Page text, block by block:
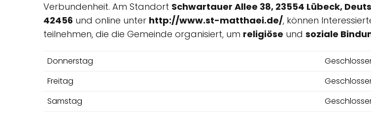
Verbundenheit. Am Standort Schwartauer Allee 38, 23554 Lübeck,
42456 und online unter http://www.st-matthaei.de/, können
teilnehmen, die die Gemeinde organisiert, um religiöse und soziale
Donnerstag
Freitag
Samstag